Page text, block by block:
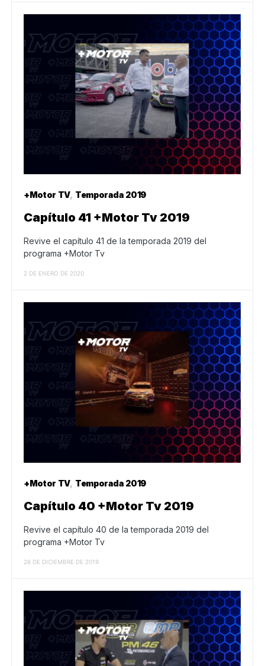
+Motor TV Temporada 2019
Capítulo 41 +Motor Tv 2019
Revive el capítulo 41 de la temporada 2019 del
programa +Motor Tv
2 DE ENERO DE 2020
+Motor TV Temporada 2019
Capítulo 40 +Motor Tv 2019
Revive el capítulo 40 de la temporada 2019 del
programa +Motor Tv
26 DE DICIEMBRE DE 2019